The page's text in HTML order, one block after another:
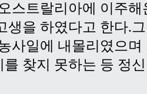
스트랄리아에 이주해
생을 하였다고 한다.
사일에 내몰리였으
찾지 못하는 등 정